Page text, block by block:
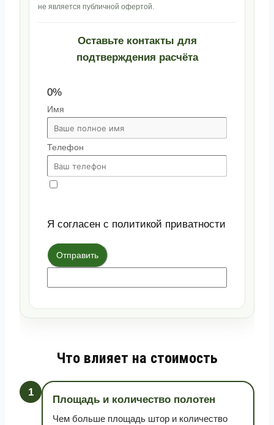
не является публичной офертой.
Оставьте контакты для
подтверждения расчёта
0%
Имя
Телефон
Я согласен с политикой приватности
Отправить
Что влияет на стоимость
1
Площадь и количество полотен
Чем больше площадь штор и количество